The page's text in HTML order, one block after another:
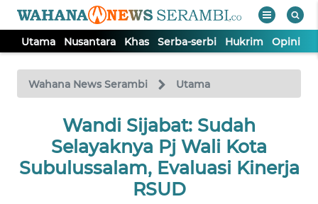
Utama Nusantara Khas Serba-serbi Hukrim Opini
Wahana News Serambi Utama
Wandi Sijabat: Sudah
Selayaknya Pj Wali Kota
Subulussalam, Evaluasi Kinerja
RSUD
TV
Tutup
NUSANTARA